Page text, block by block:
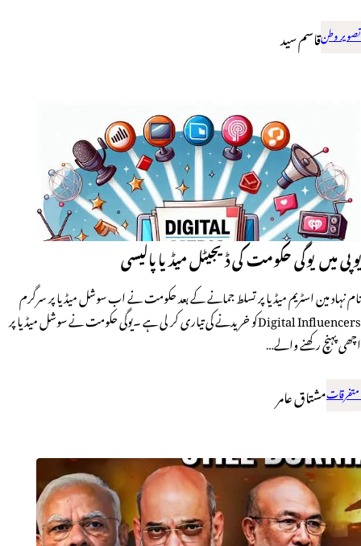
تصویر وطنقاسم سید
یوپی میں یوگی حکومت کی ڈیجیٹل میڈیا پالیسی
نام نہاد مین اسٹریم میڈیا پر تسلط جمانے کے بعد حکومت نے اب سوشل میڈیا پر سرگرم
Digital Influencersکو خریدنے کی تیاری کر لی ہے ۔یوگی حکومت نے سوشل میڈیا پر
اچھی پہنچ رکھنے والے…
متفرقاتمشتاق عامر